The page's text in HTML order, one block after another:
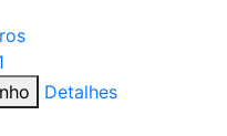
Detalhes